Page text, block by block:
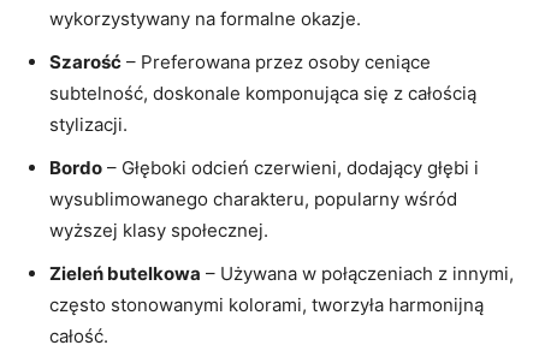
wykorzystywany na formalne okazje.
Szarość – Preferowana przez osoby ceniące
subtelność, doskonale komponująca się z całością
stylizacji.
Bordo – Głęboki odcień czerwieni, dodający głębi i
wysublimowanego charakteru, popularny wśród
wyższej klasy społecznej.
Zieleń butelkowa – Używana w połączeniach z innymi,
często stonowanymi kolorami, tworzyła harmonijną
całość.